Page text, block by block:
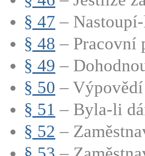
§ 47 –
§ 48 – Pracovní
§ 49 –
§ 50 –
§ 51 – Byla-li
§ 52 –